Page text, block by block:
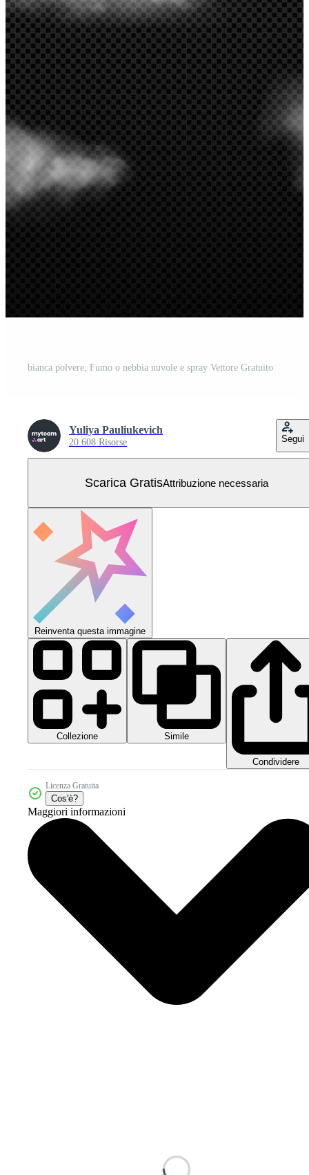
bianca polvere, Fumo o nebbia nuvole e spray Vettore Gratuito
Yuliya Pauliukevich
20.608 Risorse Segui
Scarica GratisAttribuzione necessaria
Reinventa questa immagine
Collezione Simile
Condividere
Licenza Gratuita
Cos'è?
Maggiori informazioni